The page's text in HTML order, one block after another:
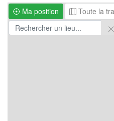
Ma position
Toute la